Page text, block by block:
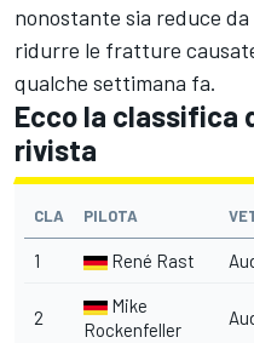
nonostante sia reduce
ridurre le fratture
qualche settimana fa.
Ecco la classifica
rivista
CLA PILOTA
1 René Rast
2
Mike
Rockenfeller